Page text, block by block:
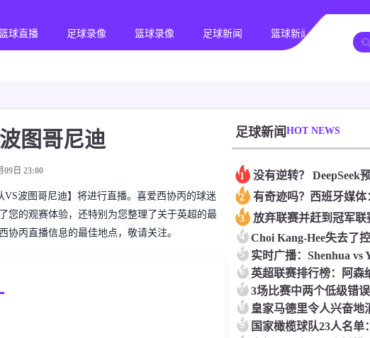
球直播 足球录像 篮球录像 足球新闻 篮球新闻
图哥尼迪
09日 23:00
VS波图哥尼迪】将进行直播。喜爱西协丙的球迷
您的观赛体验，还特别为您整理了关于英超的最
丙直播信息的最佳地点，敬请关注。
足球新闻 HOT NEWS
1
2
3
4
5
6
7
8
9